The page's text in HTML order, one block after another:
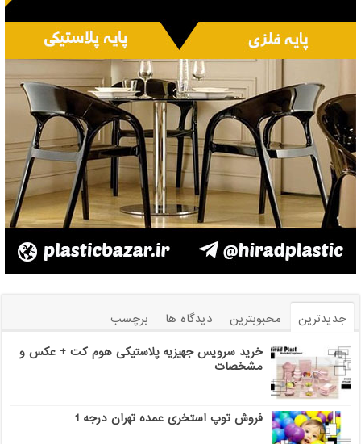
جدیدترین محبوبترین دیدگاه ها
برچسب
خرید سرویس جهیزیه پلاستیکی هوم کت + عکس و
مشخصات
فروش توپ استخری عمده تهران درجه 1